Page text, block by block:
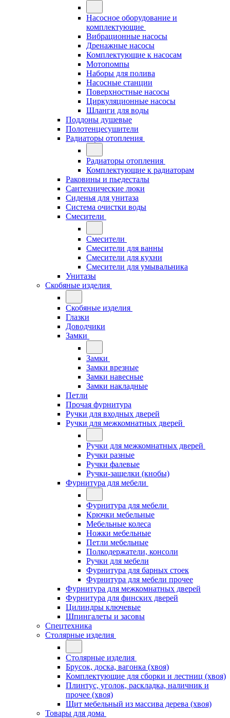
Насосное оборудование и
комплектующие
Вибрационные насосы
Дренажные насосы
Комплектующие к насосам
Мотопомпы
Наборы для полива
Насосные станции
Поверхностные насосы
Циркуляционные насосы
Шланги для воды
Поддоны душевые
Полотенцесушители
Радиаторы отопления
Радиаторы отопления
Комплектующие к радиаторам
Раковины и пьедесталы
Сантехнические люки
Сиденья для унитаза
Система очистки воды
Смесители
Смесители
Смесители для ванны
Смесители для кухни
Смесители для умывальника
Унитазы
Скобяные изделия
Скобяные изделия
Глазки
Доводчики
Замки
Замки
Замки врезные
Замки навесные
Замки накладные
Петли
Прочая фурнитура
Ручки для входных дверей
Ручки для межкомнатных дверей
Ручки для межкомнатных дверей
Ручки разные
Ручки фалевые
Ручки-защелки (кнобы)
Фурнитура для мебели
Фурнитура для мебели
Крючки мебельные
Мебельные колеса
Ножки мебельные
Петли мебельные
Полкодержатели, консоли
Ручки для мебели
Фурнитура для барных стоек
Фурнитура для мебели прочее
Фурнитура для межкомнатных дверей
Фурнитура для финских дверей
Цилиндры ключевые
Шпингалеты и засовы
Спецтехника
Столярные изделия
Столярные изделия
Брусок, доска, вагонка (хвоя)
Комплектующие для сборки и лестниц (хвоя)
Плинтус, уголок, раскладка, наличник и
прочее (хвоя)
Щит мебельный из массива дерева (хвоя)
Товары для дома